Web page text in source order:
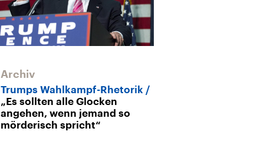
Archiv
Trumps Wahlkampf-Rhetorik
„Es sollten alle Glocken
angehen, wenn jemand so
mörderisch spricht“